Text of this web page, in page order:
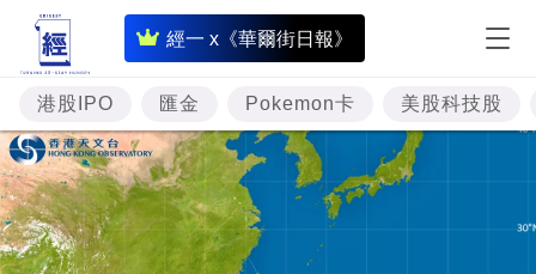
經一 x《華爾街日報》
即
時
財
經
專
題
投
港股IPO 匯金 Pokemon卡 美股科技股